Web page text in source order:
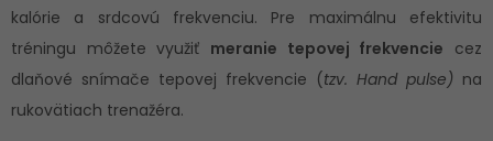
kalórie a srdcovú frekvenciu. Pre maximálnu efektivitu
tréningu môžete využiť meranie tepovej frekvencie cez
dlaňové snímače tepovej frekvencie (tzv. Hand pulse) na
rukovätiach trenažéra.